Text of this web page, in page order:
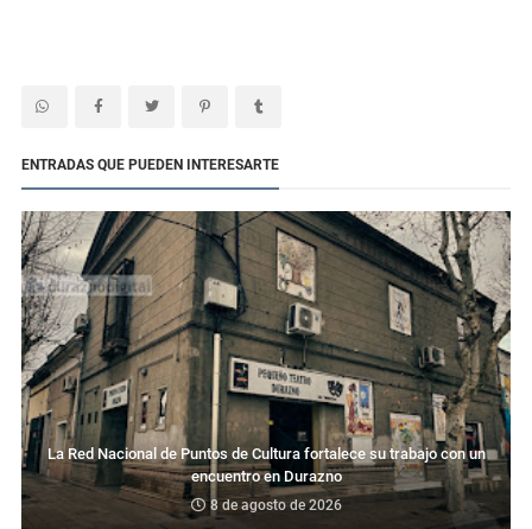
ENTRADAS QUE PUEDEN INTERESARTE
La Red Nacional de Puntos de Cultura fortalece su trabajo con un
encuentro en Durazno
8 de agosto de 2026